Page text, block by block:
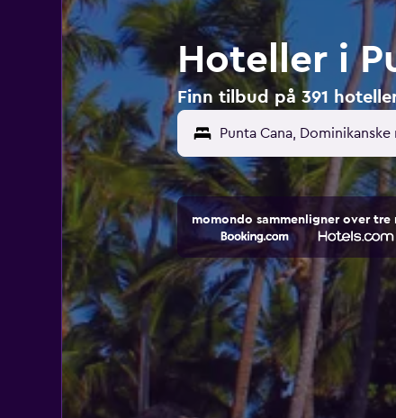
Hoteller i
Finn tilbud på 391
momondo sammenligner over